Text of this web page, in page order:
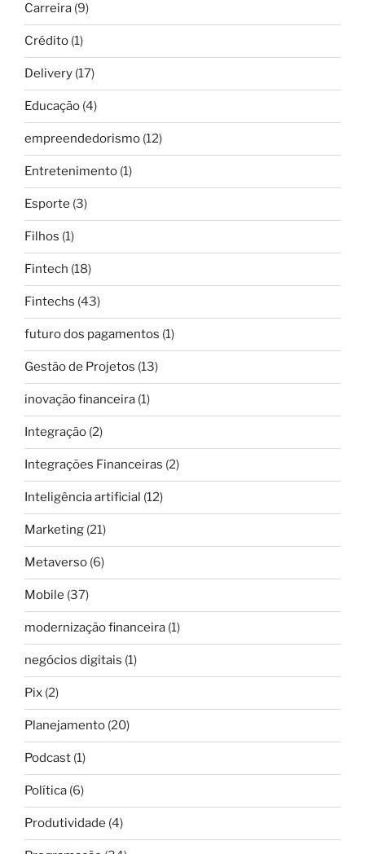
Carreira (9)
Crédito (1)
Delivery (17)
Educação (4)
empreendedorismo (12)
Entretenimento (1)
Esporte (3)
Filhos (1)
Fintech (18)
Fintechs (43)
futuro dos pagamentos (1)
Gestão de Projetos (13)
inovação financeira (1)
Integração (2)
Integrações Financeiras (2)
Inteligência artificial (12)
Marketing (21)
Metaverso (6)
Mobile (37)
modernização financeira (1)
negócios digitais (1)
Pix (2)
Planejamento (20)
Podcast (1)
Política (6)
Produtividade (4)